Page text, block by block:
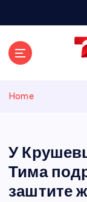
Home
У
Тима
заштите